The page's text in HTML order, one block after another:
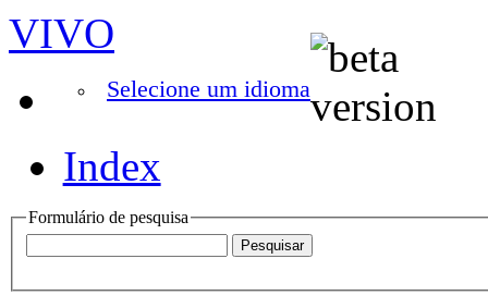
VIVO
Selecione um idioma
Index
Formulário de pesquisa